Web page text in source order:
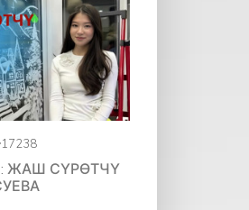
17238
ЖАШ СҮРӨТЧҮ